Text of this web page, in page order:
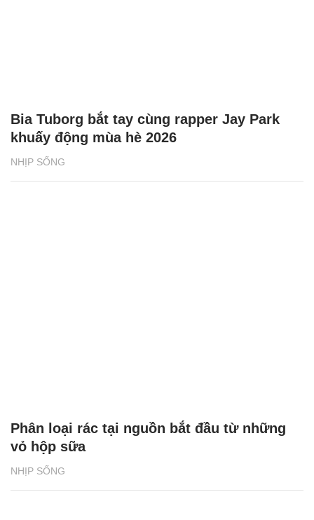
NHỊP SỐNG
Bia Tuborg bắt tay cùng rapper Jay Park
khuấy động mùa hè 2026
NHỊP SỐNG
Phân loại rác tại nguồn bắt đầu từ những
vỏ hộp sữa